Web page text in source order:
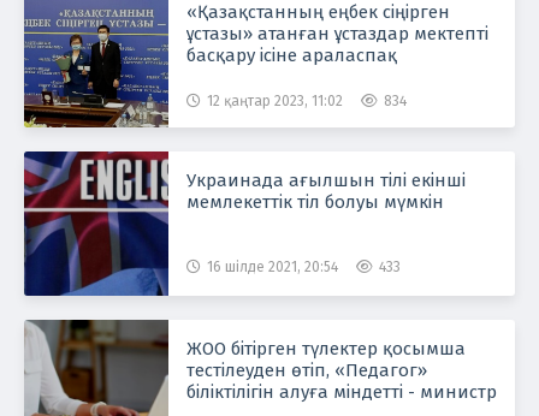
«Қазақстанның еңбек сіңірген
ұстазы» атанған ұстаздар мектепті
басқару ісіне араласпақ
12 қаңтар 2023, 11:02 834
Украинада ағылшын тілі екінші
мемлекеттік тіл болуы мүмкін
16 шілде 2021, 20:54 433
ЖОО бітірген түлектер қосымша
тестілеуден өтіп, «Педагог»
біліктілігін алуға міндетті - министр